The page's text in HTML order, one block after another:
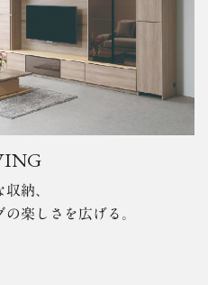
収納、
楽しさを広げる。